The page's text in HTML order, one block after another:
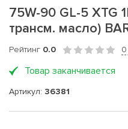
75W-90 GL-5 XTG
трансм. масло)
Рейтинг 0.0
Товар заканчивается
Артикул: 36381